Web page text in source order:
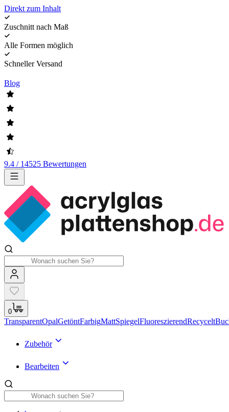
Direkt zum Inhalt
Zuschnitt nach Maß
Alle Formen möglich
Schneller Versand
Blog
9.4 / 14525 Bewertungen
0
TransparentOpalGetöntFarbigMattSpiegelFluoreszierendRecycelt
Zubehör
Bearbeiten